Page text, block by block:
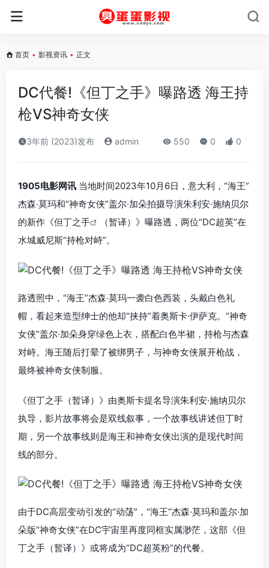
首页 • 影视资讯 • 正文
DC代餐!《但丁之手》曝路透 海王持
枪VS神奇女侠
3年前 (2023)发布 admin 550 0 0
1905电影网讯 当地时间2023年10月6日，意大利，“海王”
杰森·莫玛和“神奇女侠”盖尔·加朵拍摄导演朱利安·施纳贝尔
的新作《但丁之手
（暂译）》曝路透，两位“DC超英”在
水城威尼斯“持枪对峙”。
路透照中，“海王”杰森·莫玛一袭白色西装，头戴白色礼
帽，看起来造型绅士的他却“挟持”着奥斯卡·伊萨克。“神奇
女侠”盖尔·加朵身穿绿色上衣，搭配白色半裙，持枪与杰森
对峙。海王随后打晕了被绑男子，与神奇女侠展开枪战，
最终被神奇女侠制服。
《但丁之手（暂译）》由奥斯卡提名导演朱利安·施纳贝尔
执导，影片故事将会是双线叙事，一个故事线讲述但丁时
期，另一个故事线则是海王和神奇女侠出演的是现代时间
线的部分。
由于DC高层变动引发的“动荡”，“海王”杰森·莫玛和盖尔·加
朵版“神奇女侠”在DC宇宙里再度同框实属渺茫，这部《但
丁之手（暂译）》或将成为“DC超英粉”的代餐。